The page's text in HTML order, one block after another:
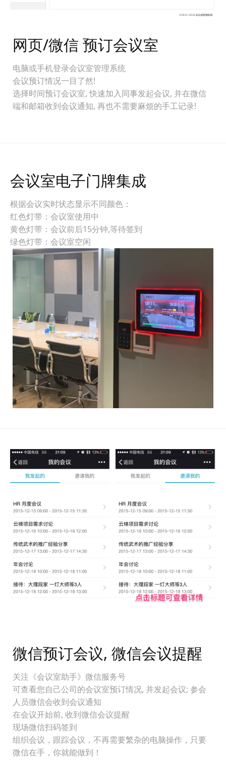
网页/微信 预订会议室
电脑或手机登录会议室管理系统
会议预订情况一目了然!
选择时间预订会议室, 快速加入同事发起会议, 并在微信
端和邮箱收到会议通知, 再也不需要麻烦的手工记录!
会议室电子门牌集成
根据会议实时状态显示不同颜色：
红色灯带：会议室使用中
黄色灯带：会议前后15分钟,等待签到
绿色灯带：会议室空闲
微信预订会议, 微信会议提醒
关注《会议室助手》微信服务号
可查看您自己公司的会议室预订情况, 并发起会议; 参会
人员微信会收到会议通知
在会议开始前, 收到微信会议提醒
现场微信扫码签到
组织会议，跟踪会议，不再需要繁杂的电脑操作，只要
微信在手，你就能做到！